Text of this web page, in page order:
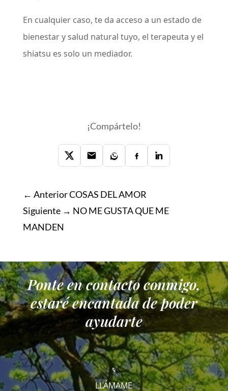
En cualquier caso, te da acceso a un estado de
bienestar y salud natural tuyo, el terapeuta y el
shiatsu es solo un mediador.
¡Compártelo!
← AnteriorCOSAS DEL AMOR
Siguiente → NO ME GUSTA QUE ME
MANDEN
Ponte en contacto conmigo,
estaré encantada de poder
ayudarte
LLÁMAME